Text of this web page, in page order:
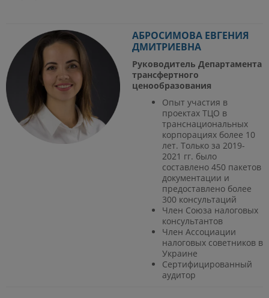
АБРОСИМОВА ЕВГЕНИЯ
ДМИТРИЕВНА
Руководитель Департамента
трансфертного
ценообразования
Опыт участия в
проектах ТЦО в
транснациональных
корпорациях более 10
лет. Только за 2019-
2021 гг. было
составлено 450 пакетов
документации и
предоставлено более
300 консультаций
Член Союза налоговых
консультантов
Член Ассоциации
налоговых советников в
Украине
Сертифицированный
аудитор